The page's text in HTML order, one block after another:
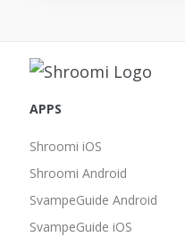
APPS
Shroomi iOS
Shroomi Android
SvampeGuide Android
SvampeGuide iOS